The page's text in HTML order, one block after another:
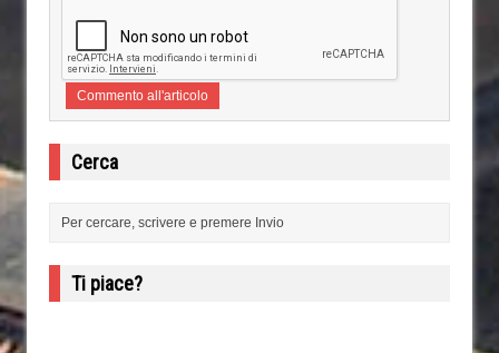
Cerca
Ti piace?